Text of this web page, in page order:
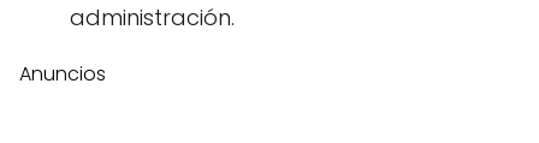
administración.
Anuncios